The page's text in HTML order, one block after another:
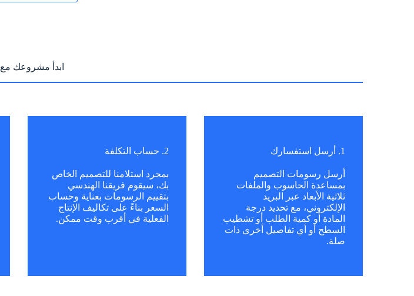
ابدأ مشروعك مع
1. أرسل استفسارك
أرسل رسومات التصميم
بمساعدة الحاسوب والملفات
ثلاثية الأبعاد عبر البريد
الإلكتروني، مع تحديد درجة
المادة أو كمية الطلب أو تشطيب
السطح أو أي تفاصيل أخرى ذات
صلة.
2. حساب التكلفة
بمجرد استلامنا للتصميم الخاص
بك، سيقوم فريقنا الهندسي
بتقييم الرسومات بعناية وحساب
السعر بناءً على تكاليف الإنتاج
الفعلية في أقرب وقت ممكن.